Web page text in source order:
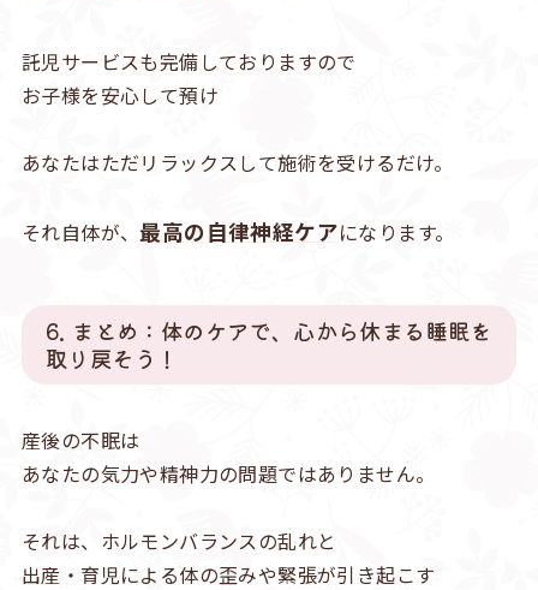
託児サービスも完備しておりますので
お子様を安心して預け
あなたはただリラックスして施術を受けるだけ。
それ自体が、最高の自律神経ケアになります。
6. まとめ：体のケアで、心から休まる睡眠を
取り戻そう！
産後の不眠は
あなたの気力や精神力の問題ではありません。
それは、ホルモンバランスの乱れと
出産・育児による体の歪みや緊張が引き起こす